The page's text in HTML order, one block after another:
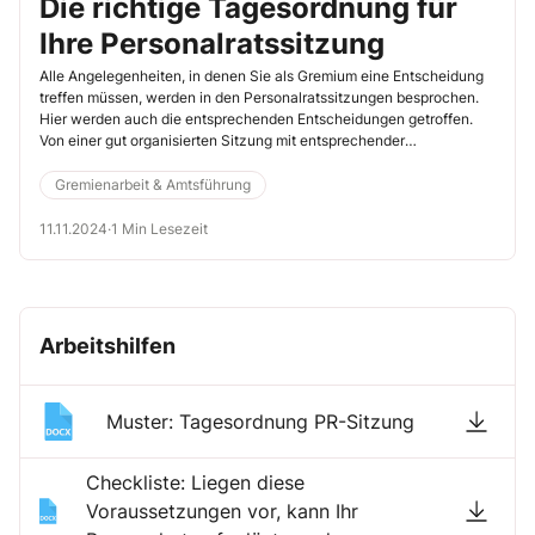
Die richtige Tagesordnung für
Ihre Personalratssitzung
Alle Angelegenheiten, in denen Sie als Gremium eine Entscheidung
treffen müssen, werden in den Personalratssitzungen besprochen.
Hier werden auch die entsprechenden Entscheidungen getroffen.
Von einer gut organisierten Sitzung mit entsprechender
Gremienarbeit & Amtsführung
11.11.2024·1 Min Lesezeit
Arbeitshilfen
Muster: Tagesordnung PR-Sitzung
Checkliste: Liegen diese
Voraussetzungen vor, kann Ihr